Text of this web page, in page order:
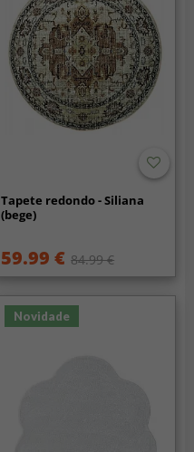
Tapete redondo - Siliana
(bege)
59.99 € 84.99 €
Novidade